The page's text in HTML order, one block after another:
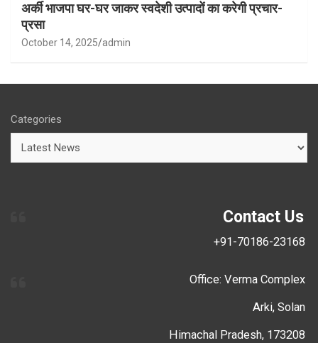
अर्की भाजपा घर-घर जाकर स्वदेशी उत्पादों का करेगी प्रचार-
प्रसा
October 14, 2025 admin
Categories
Contact Us
+91-70186-23168
Office: Verma Complex
Arki, Solan
Himachal Pradesh, 173208